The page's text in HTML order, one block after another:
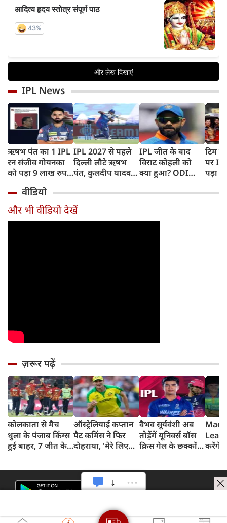
IPL News
ऋषभ पंत का 1 IPL
रन संजीव गोयनका
को पड़ा 9 लाख रुपए
IPL 2027 से पहले
दिल्ली लौटे ऋषभ
पंत, कुलदीप यादव
IPL जीत के बाद
विराट कोहली को
क्या हुआ? ODI
बाहर होने की खबर ने
टिम
पर
पड़ा
फिंगर
वीडियो
और भी वीडियो देखें
ज़रूर पढ़ें
कोलकाता से मैच
धुला के पंजाब किंग्स
हुई बाहर, 7 जीत के
ऑस्ट्रेलियाई कप्तान
पैट कमिंस ने फिर
दोहराया, 'मेरे लिए
वैभव सूर्यवंशी अब
तोड़ेंगें यूनिवर्स बॉस
क्रिस गेल के छक्कों
करेंगे